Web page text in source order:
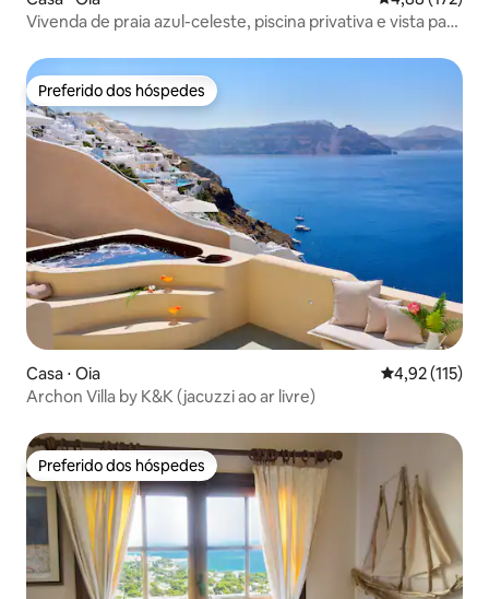
Vivenda de praia azul-celeste, piscina privativa e vista para
Preferido dos hóspedes
Preferido dos hóspedes
Casa ⋅ Oia 4,92 de uma
4,92 (115)
Archon Villa by K&K (jacuzzi ao ar livre)
Preferido dos hóspedes
Preferido dos hóspedes